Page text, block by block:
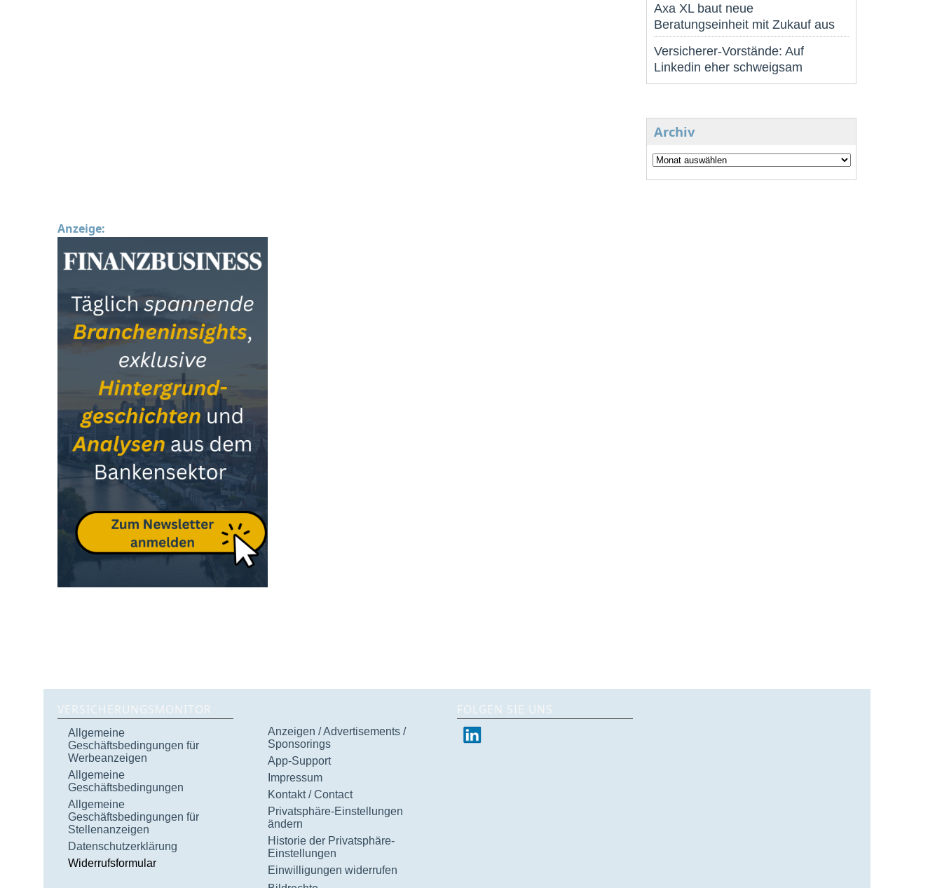
Axa XL baut neue
Beratungseinheit mit Zukauf aus
Versicherer-Vorstände: Auf
Linkedin eher schweigsam
Archiv
Anzeige:
VERSICHERUNGSMONITOR
Allgemeine
Geschäftsbedingungen für
Werbeanzeigen
Allgemeine
Geschäftsbedingungen
Allgemeine
Geschäftsbedingungen für
Stellenanzeigen
Datenschutzerklärung
Widerrufsformular
Anzeigen / Advertisements /
Sponsorings
App-Support
Impressum
Kontakt / Contact
Privatsphäre-Einstellungen
ändern
Historie der Privatsphäre-
Einstellungen
Einwilligungen widerrufen
FOLGEN SIE UNS